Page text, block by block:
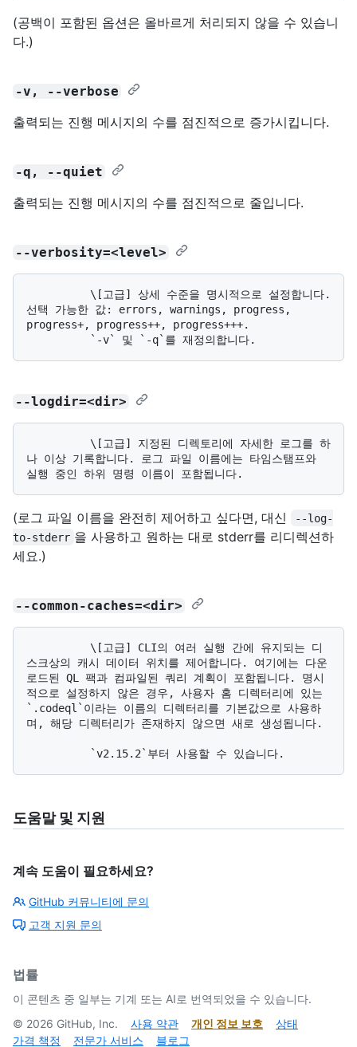
(공백이 포함된 옵션은 올바르게 처리되지 않을 수 있습니
다.)
-v, --verbose
출력되는 진행 메시지의 수를 점진적으로 증가시킵니다.
-q, --quiet
출력되는 진행 메시지의 수를 점진적으로 줄입니다.
--verbosity=<level>
선택 가능한 값: errors, warnings, progress,
progress+, progress++, progress+++.
--logdir=<dir>
나 이상 기록합니다. 로그 파일 이름에는 타임스탬프와
(로그 파일 이름을 완전히 제어하고 싶다면, 대신
--log-
to-stderr 을 사용하고 원하는 대로 stderr를 리디렉션하
세요.)
--common-caches=<dir>
스크상의 캐시 데이터 위치를 제어합니다. 여기에는 다운
로드된 QL 팩과 컴파일된 쿼리 계획이 포함됩니다. 명시
적으로 설정하지 않은 경우, 사용자 홈 디렉터리에 있는
`.codeql`이라는 이름의 디렉터리를 기본값으로 사용하
며, 해당 디렉터리가 존재하지 않으면 새로 생성됩니다.
도움말 및 지원
계속 도움이 필요하세요?
GitHub 커뮤니티에 문의
고객 지원 문의
법률
이 콘텐츠 중 일부는 기계 또는 AI로 번역되었을 수 있습니다.
© 2026 GitHub, Inc. 사용 약관 개인 정보 보호
상태
가격 책정
전문가 서비스 블로그